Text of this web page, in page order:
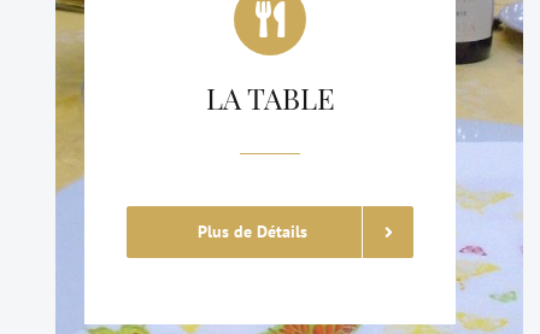
LA TABLE
Plus de Détails